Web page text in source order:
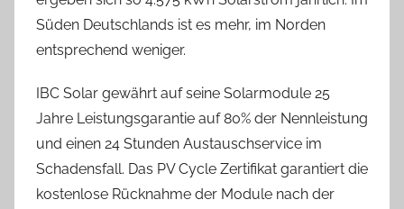
Süden Deutschlands ist es mehr, im Norden
entsprechend weniger.
IBC Solar gewährt auf seine Solarmodule 25
Jahre Leistungsgarantie auf 80% der Nennleistung
und einen 24 Stunden Austauschservice im
Schadensfall. Das PV Cycle Zertifikat garantiert die
kostenlose Rücknahme der Module nach der